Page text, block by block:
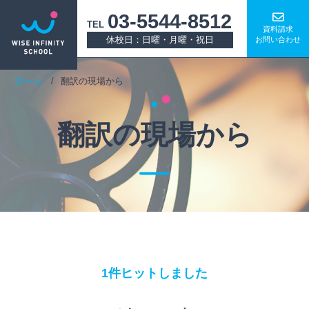
TEL 03-5544-8512
休校日：日曜・月曜・祝日
資料請求
お問い合わせ
ホーム 翻訳の現場から
翻訳の現場から
1件ヒットしました